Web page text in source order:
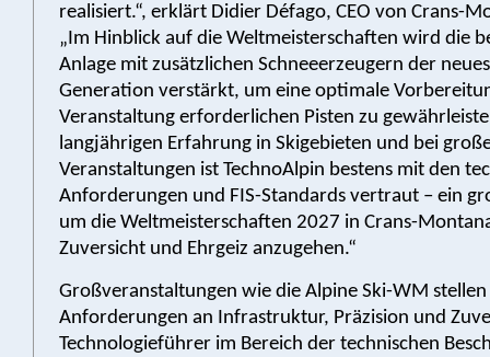
realisiert.“, erklärt Didier Défago, CEO von Crans-
„Im Hinblick auf die Weltmeisterschaften wird die
Anlage mit zusätzlichen Schneeerzeugern der
Generation verstärkt, um eine optimale
Veranstaltung erforderlichen Pisten zu
langjährigen Erfahrung in Skigebieten und bei
Veranstaltungen ist TechnoAlpin bestens mit den
Anforderungen und FIS-Standards vertraut – ein
um die Weltmeisterschaften 2027 in Crans-
Zuversicht und Ehrgeiz anzugehen.“
Großveranstaltungen wie die Alpine Ski-WM
Anforderungen an Infrastruktur, Präzision und
Technologieführer im Bereich der technischen